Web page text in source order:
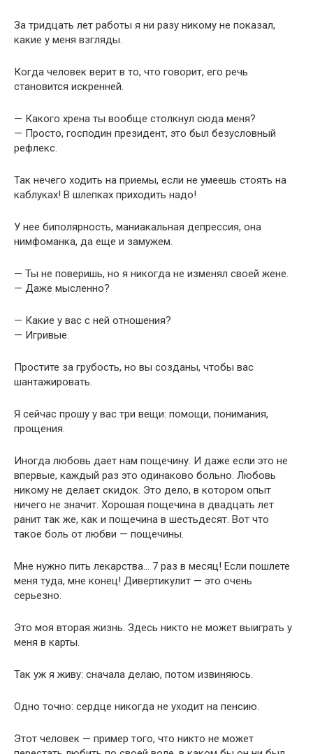
За тридцать лет работы я ни разу никому не показал,
какие у меня взгляды.
Когда человек верит в то, что говорит, его речь
становится искренней.
— Какого хрена ты вообще столкнул сюда меня?
— Просто, господин президент, это был безусловный
рефлекс.
Так нечего ходить на приемы, если не умеешь стоять на
каблуках! В шлепках приходить надо!
У нее биполярность, маниакальная депрессия, она
нимфоманка, да еще и замужем.
— Ты не поверишь, но я никогда не изменял своей жене.
— Даже мысленно?
— Какие у вас с ней отношения?
— Игривые.
Простите за грубость, но вы созданы, чтобы вас
шантажировать.
Я сейчас прошу у вас три вещи: помощи, понимания,
прощения.
Иногда любовь дает нам пощечину. И даже если это не
впервые, каждый раз это одинаково больно. Любовь
никому не делает скидок. Это дело, в котором опыт
ничего не значит. Хорошая пощечина в двадцать лет
ранит так же, как и пощечина в шестьдесят. Вот что
такое боль от любви — пощечины.
Мне нужно пить лекарства… 7 раз в месяц! Если пошлете
меня туда, мне конец! Дивертикулит — это очень
серьезно.
Это моя вторая жизнь. Здесь никто не может выиграть у
меня в карты.
Так уж я живу: сначала делаю, потом извиняюсь.
Одно точно: сердце никогда не уходит на пенсию.
Этот человек — пример того, что никто не может